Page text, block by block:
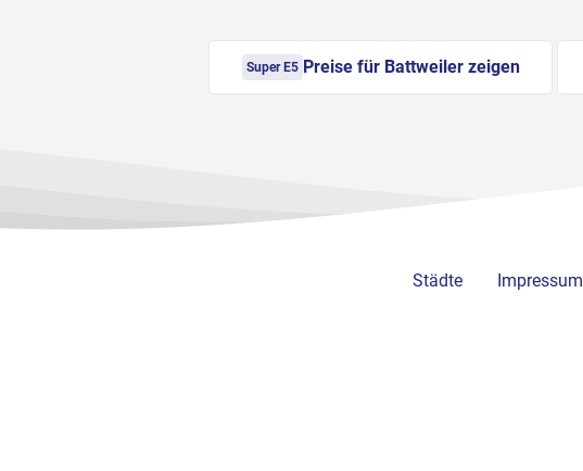
Super E5 Preise für Battweiler zeigen
Städte Impressum